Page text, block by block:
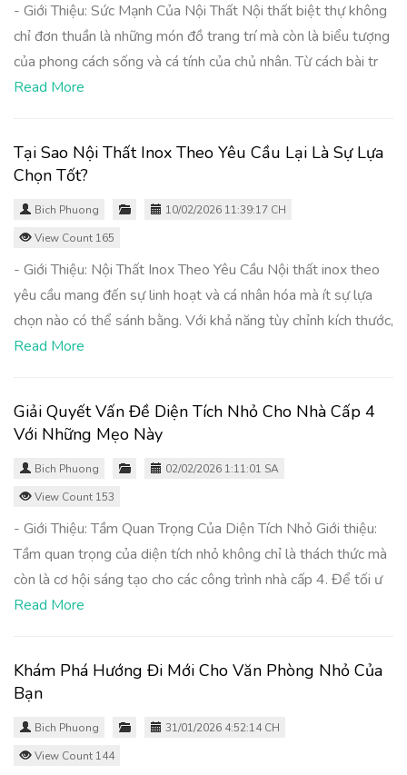
- Giới Thiệu: Sức Mạnh Của Nội Thất Nội thất biệt thự không
chỉ đơn thuần là những món đồ trang trí mà còn là biểu tượng
của phong cách sống và cá tính của chủ nhân. Từ cách bài tr
Read More
Tại Sao Nội Thất Inox Theo Yêu Cầu Lại Là Sự Lựa
Chọn Tốt?
Bich Phuong
10/02/2026 11:39:17 CH
View Count 165
- Giới Thiệu: Nội Thất Inox Theo Yêu Cầu Nội thất inox theo
yêu cầu mang đến sự linh hoạt và cá nhân hóa mà ít sự lựa
chọn nào có thể sánh bằng. Với khả năng tùy chỉnh kích thước,
Read More
Giải Quyết Vấn Đề Diện Tích Nhỏ Cho Nhà Cấp 4
Với Những Mẹo Này
Bich Phuong
02/02/2026 1:11:01 SA
View Count 153
- Giới Thiệu: Tầm Quan Trọng Của Diện Tích Nhỏ Giới thiệu:
Tầm quan trọng của diện tích nhỏ không chỉ là thách thức mà
còn là cơ hội sáng tạo cho các công trình nhà cấp 4. Để tối ư
Read More
Khám Phá Hướng Đi Mới Cho Văn Phòng Nhỏ Của
Bạn
Bich Phuong
31/01/2026 4:52:14 CH
View Count 144